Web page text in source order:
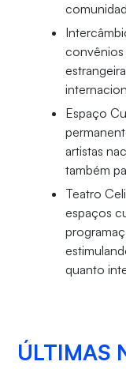
convênios
Espaço
artistas
também
Teatro
espaços
quanto
ÚLTIMAS